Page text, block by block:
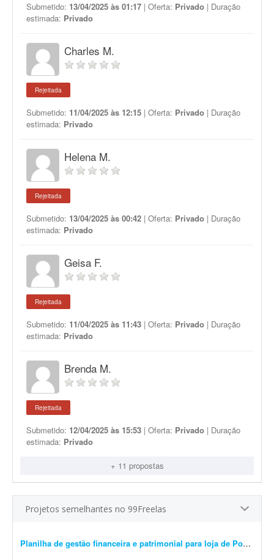
Submetido: 13/04/2025 às 01:17 | Oferta: Privado | Duração
estimada: Privado
Charles M.
Rejeitada
Submetido: 11/04/2025 às 12:15 | Oferta: Privado | Duração
estimada: Privado
Helena M.
Rejeitada
Submetido: 13/04/2025 às 00:42 | Oferta: Privado | Duração
estimada: Privado
Geisa F.
Rejeitada
Submetido: 11/04/2025 às 11:43 | Oferta: Privado | Duração
estimada: Privado
Brenda M.
Rejeitada
Submetido: 12/04/2025 às 15:53 | Oferta: Privado | Duração
estimada: Privado
+ 11 propostas
Projetos semelhantes no 99Freelas
Planilha de gestão financeira e patrimonial para loja de Pokémon TCG